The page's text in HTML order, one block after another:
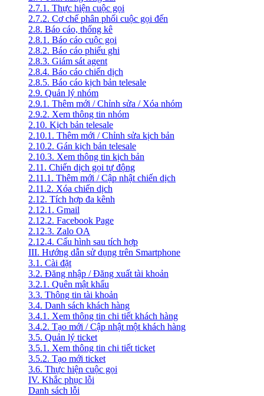
2.7.1. Thực hiện cuộc gọi
2.7.2. Cơ chế phân phối cuộc gọi đến
2.8. Báo cáo, thống kê
2.8.1. Báo cáo cuộc gọi
2.8.2. Báo cáo phiếu ghi
2.8.3. Giám sát agent
2.8.4. Báo cáo chiến dịch
2.8.5. Báo cáo kịch bản telesale
2.9. Quản lý nhóm
2.9.1. Thêm mới / Chỉnh sửa / Xóa nhóm
2.9.2. Xem thông tin nhóm
2.10. Kịch bản telesale
2.10.1. Thêm mới / Chỉnh sửa kịch bản
2.10.2. Gán kịch bản telesale
2.10.3. Xem thông tin kịch bản
2.11. Chiến dịch gọi tự động
2.11.1. Thêm mới / Cập nhật chiến dịch
2.11.2. Xóa chiến dịch
2.12. Tích hợp đa kênh
2.12.1. Gmail
2.12.2. Facebook Page
2.12.3. Zalo OA
2.12.4. Cấu hình sau tích hợp
III. Hướng dẫn sử dụng trên Smartphone
3.1. Cài đặt
3.2. Đăng nhập / Đăng xuất tài khoản
3.2.1. Quên mật khẩu
3.3. Thông tin tài khoản
3.4. Danh sách khách hàng
3.4.1. Xem thông tin chi tiết khách hàng
3.4.2. Tạo mới / Cập nhật một khách hàng
3.5. Quản lý ticket
3.5.1. Xem thông tin chi tiết ticket
3.5.2. Tạo mới ticket
3.6. Thực hiện cuộc gọi
IV. Khắc phục lỗi
Danh sách lỗi